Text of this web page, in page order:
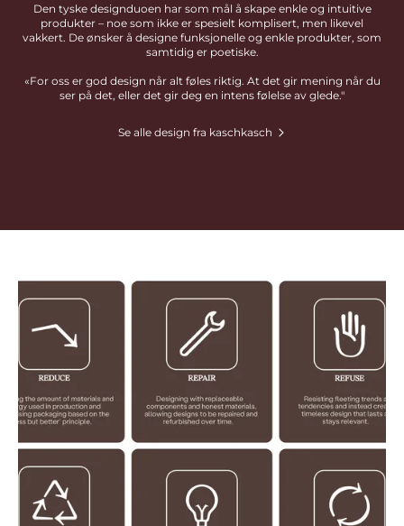
Den tyske designduoen har som mål å skape enkle og intuitive
produkter – noe som ikke er spesielt komplisert, men likevel
vakkert. De ønsker å designe funksjonelle og enkle produkter, som
samtidig er poetiske.
«For oss er god design når alt føles riktig. At det gir mening når du
ser på det, eller det gir deg en intens følelse av glede."
Se alle design fra kaschkasch